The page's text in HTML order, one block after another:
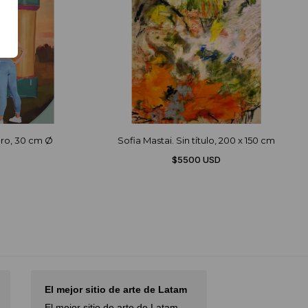
30 cm Ø
Sofia Mastai. Sin título, 200 x 150 cm
$5500 USD
I had an excellent experience
with…